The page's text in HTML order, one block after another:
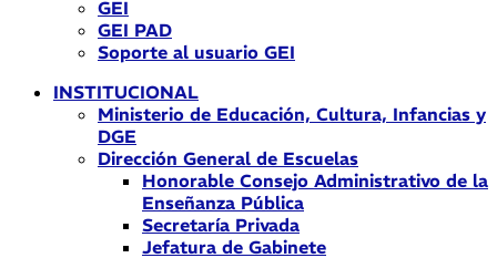
GEI
GEI PAD
Soporte al usuario GEI
INSTITUCIONAL
Ministerio de Educación, Cultura, Infancias y
DGE
Dirección General de Escuelas
Honorable Consejo Administrativo de la
Enseñanza Pública
Secretaría Privada
Jefatura de Gabinete